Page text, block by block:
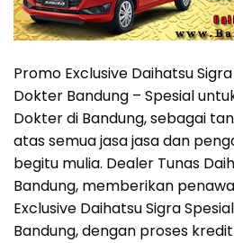
Promo Exclusive Daihatsu
Dokter Bandung – Spesial
Dokter di Bandung, sebagai
atas semua jasa jasa dan
begitu mulia. Dealer Tunas
Bandung, memberikan
Exclusive Daihatsu Sigra
Bandung, dengan proses